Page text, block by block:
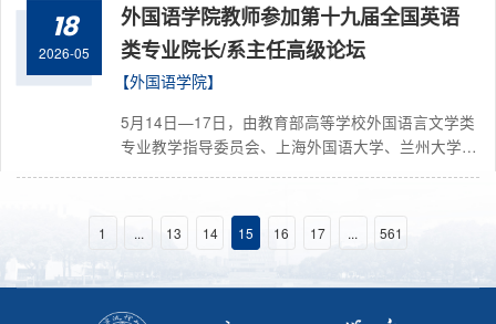
理工学院副校长林承亮，宁波经理学院、浙大宁波理
工学院继续教育学院相关负责人等参与交流并出席签
约仪式。仪式上，双方共同签署合作协议，并为“北
京外国语大学国际商学院国际教育项目生源培养基
地”揭牌，标志着双方高层次国际化人才培养项目正
式启动，...
18
2026-05
外国语学院教师参加第十九届全国英语
类专业院长/系主任高级论坛
【外国语学院】
5月14日—17日，由教育部高等学校外国语言文学类
专业教学指导委员会、上海外国语大学、兰州大学共
全国英语类专业院长/系主任高级论坛在甘肃省兰州
市举办。论坛高举习近平新时代中国特色社会主义思
想伟大旗帜，以服务国家发展战略、引领英语类专业
教学改革、助力复合型国际化人才培养为目标，着力
打造生发外语教育思想、探讨外语教学改革、...
1 ... 13 14 15 16 17 ... 561